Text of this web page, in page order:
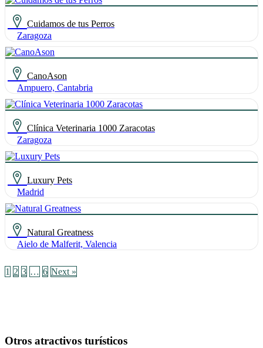
Cuidamos de tus Perros
Zaragoza
CanoAson
Ampuero, Cantabria
Clínica Veterinaria 1000 Zaracotas
Zaragoza
Luxury Pets
Madrid
Natural Greatness
Aielo de Malferit, Valencia
1 2 3 … 6 Next »
Otros atractivos turísticos